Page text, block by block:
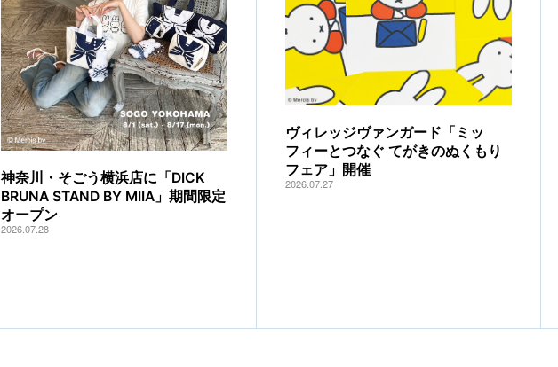
神奈川・そごう横浜店に「DICK
BRUNA STAND BY MIIA」期間限定
オープン
2026.07.28
ヴィレッジヴァンガード「ミッ
フィーとつなぐ てがきのぬくもり
フェア」開催
2026.07.27